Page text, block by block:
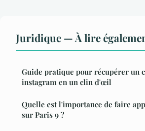
Juridique — À lire
Guide pratique pour récupérer un
instagram en un clin d'œil
Quelle est l'importance de faire
sur Paris 9 ?